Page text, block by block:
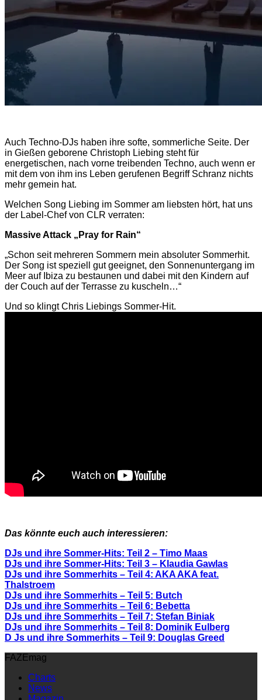
Auch Techno-DJs haben ihre softe, sommerliche Seite. Der
in Gießen geborene Christoph Liebing steht für
energetischen, nach vorne treibenden Techno, auch wenn er
mit dem von ihm ins Leben gerufenen Begriff Schranz nichts
mehr gemein hat.
Welchen Song Liebing im Sommer am liebsten hört, hat uns
der Label-Chef von CLR verraten:
Massive Attack „Pray for Rain“
„Schon seit mehreren Sommern mein absoluter Sommerhit.
Der Song ist speziell gut geeignet, den Sonnenuntergang im
Meer auf Ibiza zu bestaunen und dabei mit den Kindern auf
der Couch auf der Terrasse zu kuscheln…“
Und so klingt Chris Liebings Sommer-Hit.
Das könnte euch auch interessieren:
DJs und ihre Sommer-Hits: Teil 2 – Timo Maas
DJs und ihre Sommer-Hits: Teil 3 – Klaudia Gawlas
DJs und ihre Sommerhits – Teil 4: AKA AKA feat.
Thalstroem
DJs und ihre Sommerhits – Teil 5: Butch
DJs und ihre Sommerhits – Teil 6: Bebetta
DJs und ihre Sommerhits – Teil 7: Stefan Biniak
DJs und ihre Sommerhits – Teil 8: Dominik Eulberg
D Js und ihre Sommerhits – Teil 9: Douglas Greed
FAZEmag
Charts
News